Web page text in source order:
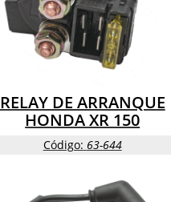
RELAY DE ARRANQUE
HONDA XR 150
Código: 63-644